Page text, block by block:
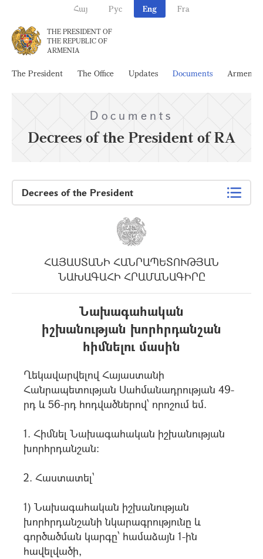
Հայ Рус Eng Fra
THE PRESIDENT OF
THE REPUBLIC OF
ARMENIA
The President The Office Updates Documents Armenia
Documents
Decrees of the President of RA
Decrees of the President
ՀԱՅԱՍՏԱՆԻ ՀԱՆՐԱՊԵՏՈՒԹՅԱՆ
ՆԱԽԱԳԱՀԻ ՀՐԱՄԱՆԱԳԻՐԸ
Նախագահական
իշխանության խորհրդանշան
հիմնելու մասին
Ղեկավարվելով Հայաստանի
Հանրապետության Սահմանադրության 49-
րդ և 56-րդ հոդվածներով՝ որոշում եմ.
1. Հիմնել Նախագահական իշխանության
խորհրդանշան:
2. Հաստատել`
1) Նախագահական իշխանության
խորհրդանշանի նկարագրությունը և
գործածման կարգը՝ համաձայն 1-ին
հավելվածի,